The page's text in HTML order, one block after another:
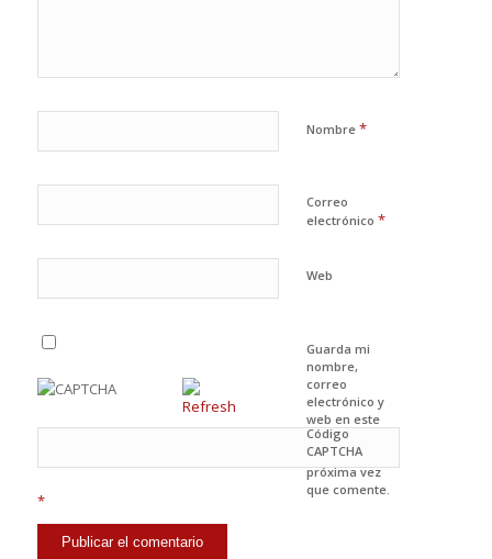
Nombre *
Correo
electrónico *
Web
Guarda mi
nombre,
correo
electrónico y
web en este
navegador
para la
próxima vez
que comente.
Código
CAPTCHA
*